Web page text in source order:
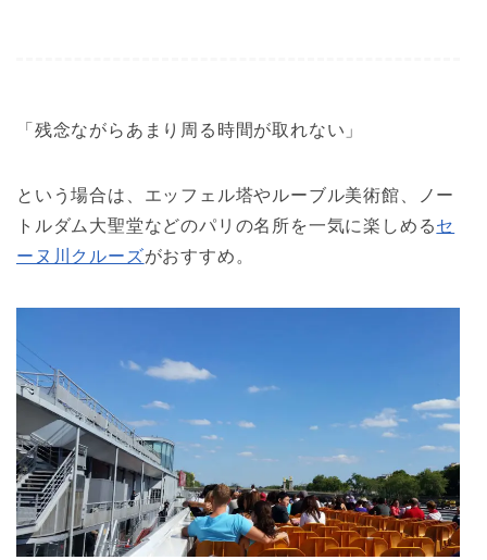
「残念ながらあまり周る時間が取れない」
という場合は、エッフェル塔やルーブル美術館、ノー
トルダム大聖堂などのパリの名所を一気に楽しめるセ
ーヌ川クルーズがおすすめ。